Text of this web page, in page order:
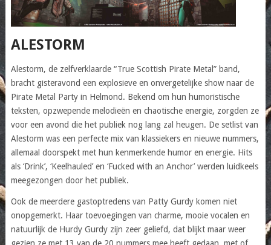
ALESTORM
Alestorm, de zelfverklaarde “True Scottish Pirate Metal” band,
bracht gisteravond een explosieve en onvergetelijke show naar de
Pirate Metal Party in Helmond. Bekend om hun humoristische
teksten, opzwepende melodieën en chaotische energie, zorgden ze
voor een avond die het publiek nog lang zal heugen. De setlist van
Alestorm was een perfecte mix van klassiekers en nieuwe nummers,
allemaal doorspekt met hun kenmerkende humor en energie. Hits
als ‘Drink’, ‘Keelhauled’ en ‘Fucked with an Anchor’ werden luidkeels
meegezongen door het publiek.
Ook de meerdere gastoptredens van Patty Gurdy komen niet
onopgemerkt. Haar toevoegingen van charme, mooie vocalen en
natuurlijk de Hurdy Gurdy zijn zeer geliefd, dat blijkt maar weer